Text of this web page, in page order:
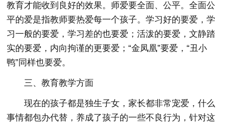
教育才能收到良好的效果。师爱要全面、公平。全面公
平的爱是指教师要热爱每一个孩子。学习好的要爱，学
习一般的要爱，学习差的也要爱；活泼的要爱，文静踏
实的要爱，内向拘谨的更要爱；“金凤凰”要爱，“丑小
鸭”同样也要爱。
三、教育教学方面
现在的孩子都是独生子女，家长都非常宠爱，什么
事情都包办代替，养成了孩子的一些不良行为，针对这